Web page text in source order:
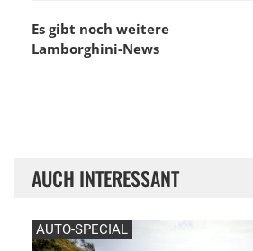
Es gibt noch weitere
Lamborghini-News
AUCH INTERESSANT
AUTO-SPECIAL